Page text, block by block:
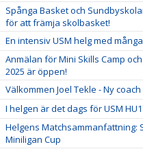
Spånga Basket och
för att främja skolbasket!
En intensiv USM helg med
Anmälan för Mini Skills Camp
2025 är öppen!
Välkommen Joel Tekle - Ny
I helgen är det dags för USM
Helgens Matchsammanfattning:
Miniligan Cup